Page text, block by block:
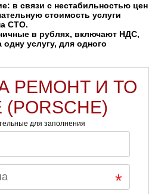
в связи с нестабильностью цен
стоимость услуги
СТО.
в рублях, включают НДС,
услугу, для одного
РЕМОНТ И ТО
для заполнения